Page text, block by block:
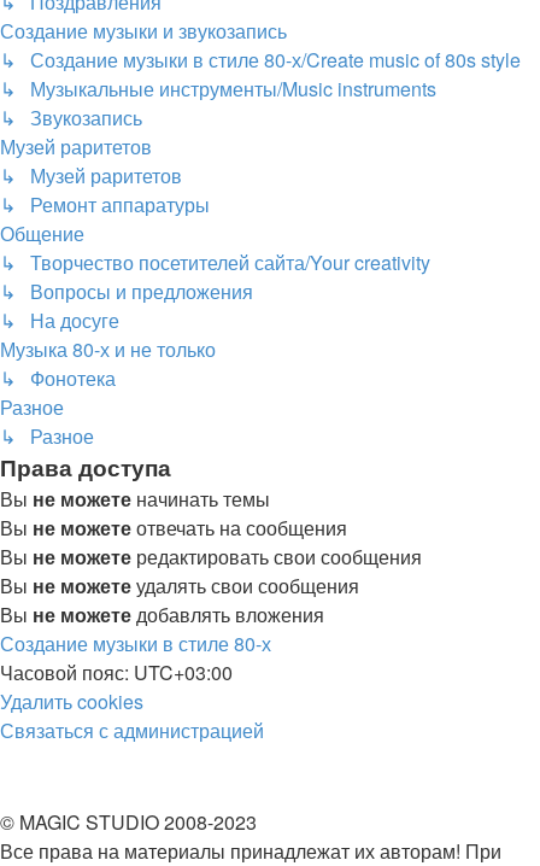
Создание музыки и звукозапись
↳ Создание музыки в стиле 80-х/Create music of 80s style
↳ Музыкальные инструменты/Music instruments
↳ Звукозапись
Музей раритетов
↳ Музей раритетов
↳ Ремонт аппаратуры
Общение
↳ Творчество посетителей сайта/Your creativity
↳ Вопросы и предложения
↳ На досуге
Музыка 80-х и не только
↳ Фонотека
Разное
↳ Разное
Права доступа
Вы не можете начинать темы
Вы не можетеотвечать на сообщения
Вы не можете редактировать свои сообщения
Вы не можетеудалять свои сообщения
Вы не можетедобавлять вложения
Создание музыки в стиле 80-х
Часовой пояс: UTC+03:00
Удалить cookies
Связаться
Связаться садминистрацией
© MAGIC STUDIO 2008-2023
Все права на материалы принадлежат их авторам! При